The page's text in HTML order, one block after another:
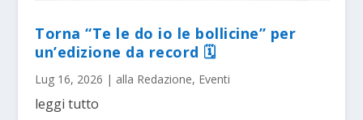
Torna “Te le do io le bollicine” per
un’edizione da record 🗓
Lug 16, 2026 | alla Redazione, Eventi
leggi tutto